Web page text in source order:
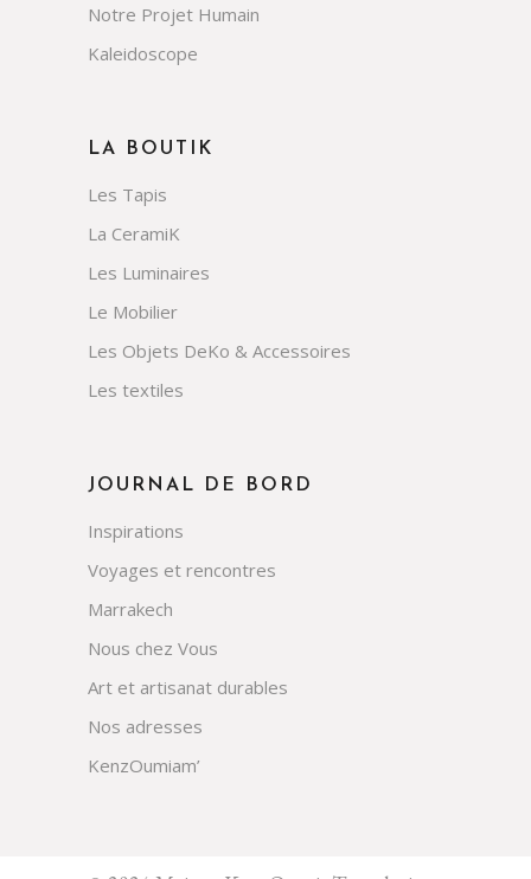
Notre Projet Humain
Kaleidoscope
LA BOUTIK
Les Tapis
La CeramiK
Les Luminaires
Le Mobilier
Les Objets DeKo & Accessoires
Les textiles
JOURNAL DE BORD
Inspirations
Voyages et rencontres
Marrakech
Nous chez Vous
Art et artisanat durables
Nos adresses
KenzOumiam’